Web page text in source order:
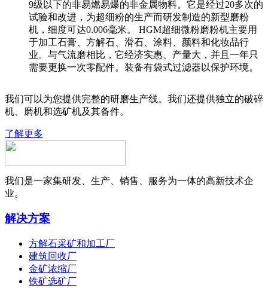
9级以下的非易燃易爆的非金属物料。它是经过20多次的
试验和改进，为超细粉的生产而研发制造的新型磨粉
机，细度可达0.006毫米。 HGM超细微粉磨粉机主要用
于加工石膏、方解石、滑石、涂料、颜料和化妆品行
业。与气流磨相比，它经济实惠、产量大，并且一年只
需要更换一次零配件。装备有袋式过滤器以保护环境。
我们可以为您提供完整的研磨生产线。我们还提供独立的破碎
机、磨机和选矿机及其备件。
了解更多
我们是一家集研发、生产、销售、服务为一体的高新技术企
业。
解决方案
方解石采矿和加工厂
建筑回收厂
金矿浓缩厂
铁矿选矿厂